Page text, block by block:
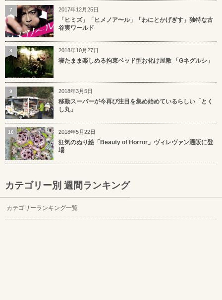
2017年12月25日
「ヒミズ」「ヒメノア〜ル」「わにとかげぎす」独特な古
谷実ワールド
7
2018年10月27日
寝たまま楽しめる拘束ベッド型お化け屋敷 「Gネグルシ」
8
2018年3月5日
移動スーパーが今再び注目を集め始めているらしい「とく
し丸」
9
2018年5月22日
狂気のぬり絵「Beauty of Horror」ヴィレヴァン通販に登
場
10
カテゴリー別 週間ランキング
カテゴリーランキング一覧